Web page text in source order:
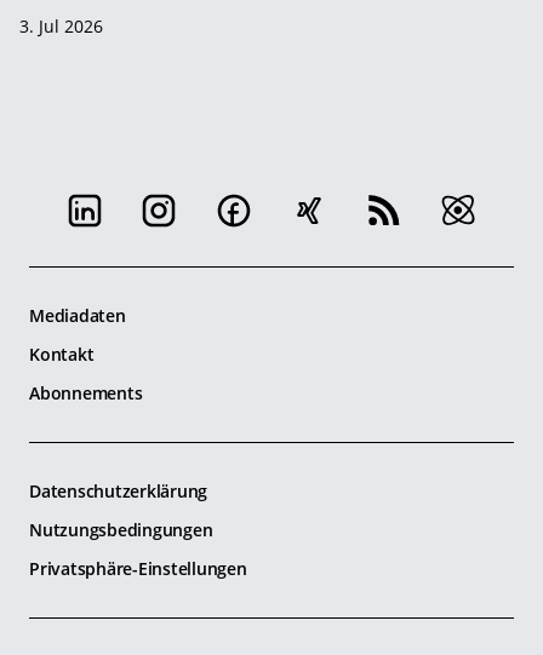
3. Jul 2026
Mediadaten
Kontakt
Abonnements
Datenschutzerklärung
Nutzungsbedingungen
Privatsphäre-Einstellungen